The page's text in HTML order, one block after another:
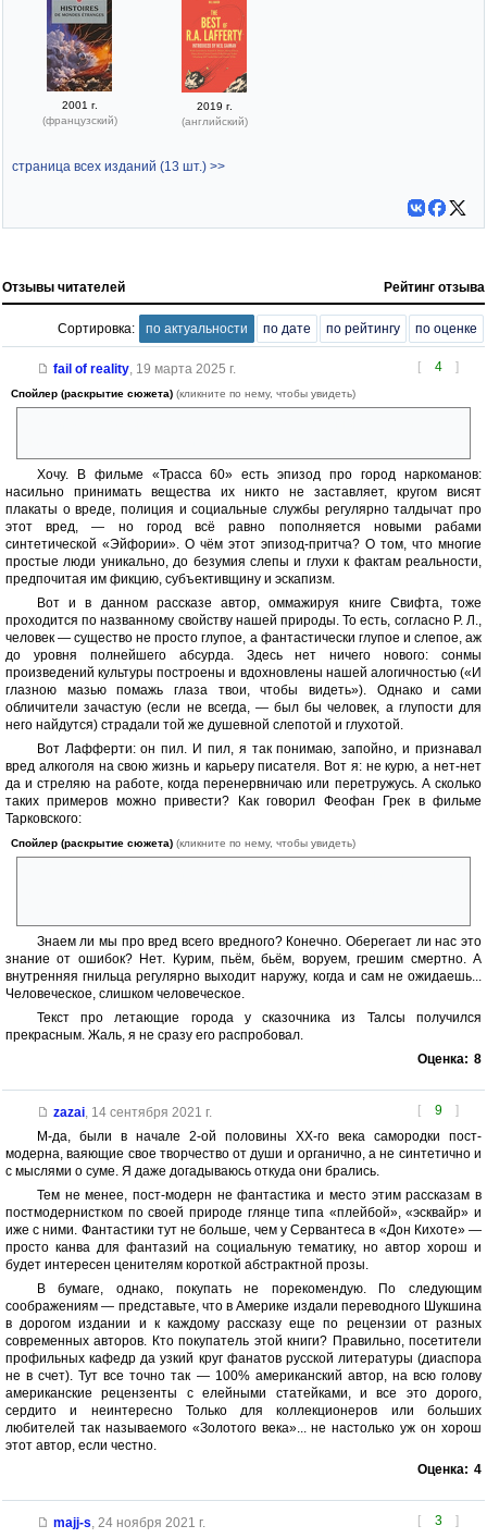
2001 г.
(французский)
2019 г.
(английский)
страница всех изданий (13 шт.) >>
Отзывы читателей Рейтинг отзыва
Сортировка: по актуальности по дате по рейтингу по оценке
[ 4 ]
fail of reality, 19 марта 2025 г.
Спойлер (раскрытие сюжета) (кликните по нему, чтобы увидеть)
Хочу. В фильме «Трасса 60» есть эпизод про город наркоманов:
насильно принимать вещества их никто не заставляет, кругом висят
плакаты о вреде, полиция и социальные службы регулярно талдычат про
этот вред, — но город всё равно пополняется новыми рабами
синтетической «Эйфории». О чём этот эпизод-притча? О том, что многие
простые люди уникально, до безумия слепы и глухи к фактам реальности,
предпочитая им фикцию, субъективщину и эскапизм.
Вот и в данном рассказе автор, оммажируя книге Свифта, тоже
проходится по названному свойству нашей природы. То есть, согласно Р. Л.,
человек — существо не просто глупое, а фантастически глупое и слепое, аж
до уровня полнейшего абсурда. Здесь нет ничего нового: сонмы
произведений культуры построены и вдохновлены нашей алогичностью («И
глазною мазью помажь глаза твои, чтобы видеть»). Однако и сами
обличители зачастую (если не всегда, — был бы человек, а глупости для
него найдутся) страдали той же душевной слепотой и глухотой.
Вот Лафферти: он пил. И пил, я так понимаю, запойно, и признавал
вред алкоголя на свою жизнь и карьеру писателя. Вот я: не курю, а нет-нет
да и стреляю на работе, когда перенервничаю или перетружусь. А сколько
таких примеров можно привести? Как говорил Феофан Грек в фильме
Тарковского:
Спойлер (раскрытие сюжета) (кликните по нему, чтобы увидеть)
Знаем ли мы про вред всего вредного? Конечно. Оберегает ли нас это
знание от ошибок? Нет. Курим, пьём, бьём, воруем, грешим смертно. А
внутренняя гнильца регулярно выходит наружу, когда и сам не ожидаешь...
Человеческое, слишком человеческое.
Текст про летающие города у сказочника из Талсы получился
прекрасным. Жаль, я не сразу его распробовал.
Оценка: 8
[ 9 ]
zazai, 14 сентября 2021 г.
М-да, были в начале 2-ой половины ХХ-го века самородки пост-
модерна, ваяющие свое творчество от души и органично, а не синтетично и
с мыслями о суме. Я даже догадываюсь откуда они брались.
Тем не менее, пост-модерн не фантастика и место этим рассказам в
постмодернистком по своей природе глянце типа «плейбой», «эсквайр» и
иже с ними. Фантастики тут не больше, чем у Сервантеса в «Дон Кихоте» —
просто канва для фантазий на социальную тематику, но автор хорош и
будет интересен ценителям короткой абстрактной прозы.
В бумаге, однако, покупать не порекомендую. По следующим
соображениям — представьте, что в Америке издали переводного Шукшина
в дорогом издании и к каждому рассказу еще по рецензии от разных
современных авторов. Кто покупатель этой книги? Правильно, посетители
профильных кафедр да узкий круг фанатов русской литературы (диаспора
не в счет). Тут все точно так — 100% американский автор, на всю голову
американские рецензенты с елейными статейками, и все это дорого,
сердито и неинтересно Только для коллекционеров или больших
любителей так называемого «Золотого века»... не настолько уж он хорош
этот автор, если честно.
Оценка: 4
[ 3 ]
majj-s, 24 ноября 2021 г.